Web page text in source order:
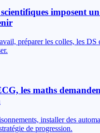
imposent
préparer les colles, les DS
les maths
installer des
de progression.